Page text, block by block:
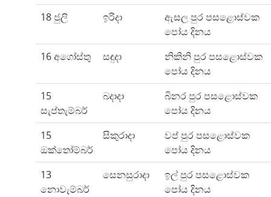
18 ජුලි
ඉරිදා
ඇසල පුර පසළොස්වක
පෝය දිනය
16 අගෝස්තු
සඳුදා
නිකිනි පුර පසළොස්වක
පෝය දිනය
15
සැප්තැම්බර්
බදාදා
බිනර පුර පසළොස්වක
පෝය දිනය
15
ඔක්තෝම්බර්
සිකුරාදා
වප් පුර පසළොස්වක
පෝය දිනය
13
නොවැම්බර්
සෙනසුරාදා
ඉල් පුර පසළොස්වක
පෝය දිනය